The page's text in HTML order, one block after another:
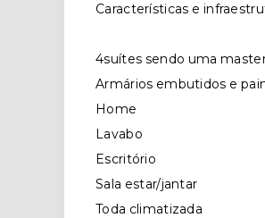
Características e
4suítes sendo uma
Armários embutidos e
Home
Lavabo
Escritório
Sala estar/jantar
Toda climatizada